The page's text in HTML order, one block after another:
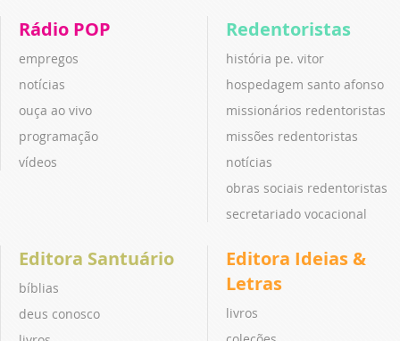
Rádio POP
empregos
notícias
ouça ao vivo
programação
vídeos
Redentoristas
história pe. vitor
hospedagem santo afonso
missionários redentoristas
missões redentoristas
notícias
obras sociais redentoristas
secretariado vocacional
Editora Santuário
bíblias
deus conosco
Editora Ideias &
Letras
livros